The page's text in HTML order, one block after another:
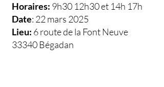
Horaires: 9h30 12h30 et 14h 17h
Date: 22 mars 2025
Lieu: 6 route de la Font Neuve
33340 Bégadan